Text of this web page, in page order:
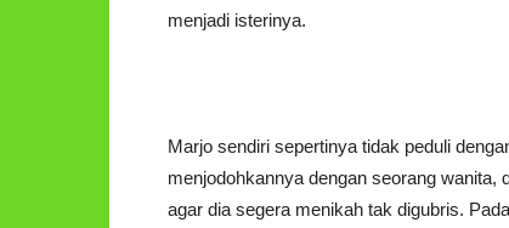
menjadi isterinya.
Marjo sendiri sepertinya tidak peduli
menjodohkannya dengan seorang
agar dia segera menikah tak digubris.